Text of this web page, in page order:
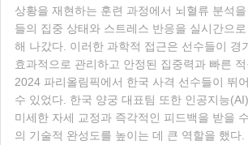
상황을 재현하는 훈련 과정에서 뇌혈류 분석
들의 집중 상태와 스트레스 반응을 실시간으
해 나갔다. 이러한 과학적 접근은 선수들이 경
효과적으로 관리하고 안정된 집중력과 빠른
2024 파리올림픽에서 한국 사격 선수들이 뛰
수 있었다. 한국 양궁 대표팀 또한 인공지능
미세한 자세 교정과 즉각적인 피드백을 받을
의 기술적 완성도를 높이는 데 큰 역할을 했다